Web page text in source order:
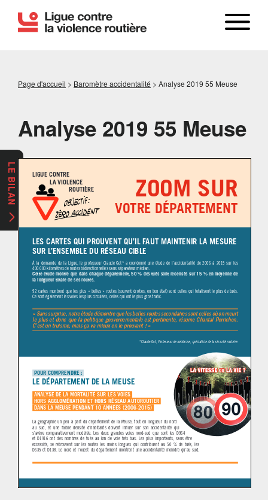
Page d'accueil > Baromètre accidentalité > Analyse 2019 55 Meuse
Analyse 2019 55 Meuse
LE BILAN